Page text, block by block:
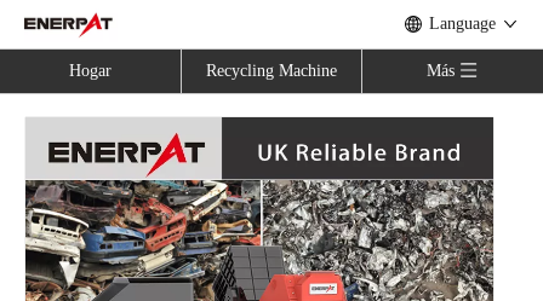
Language
Hogar Recycling Machine Más